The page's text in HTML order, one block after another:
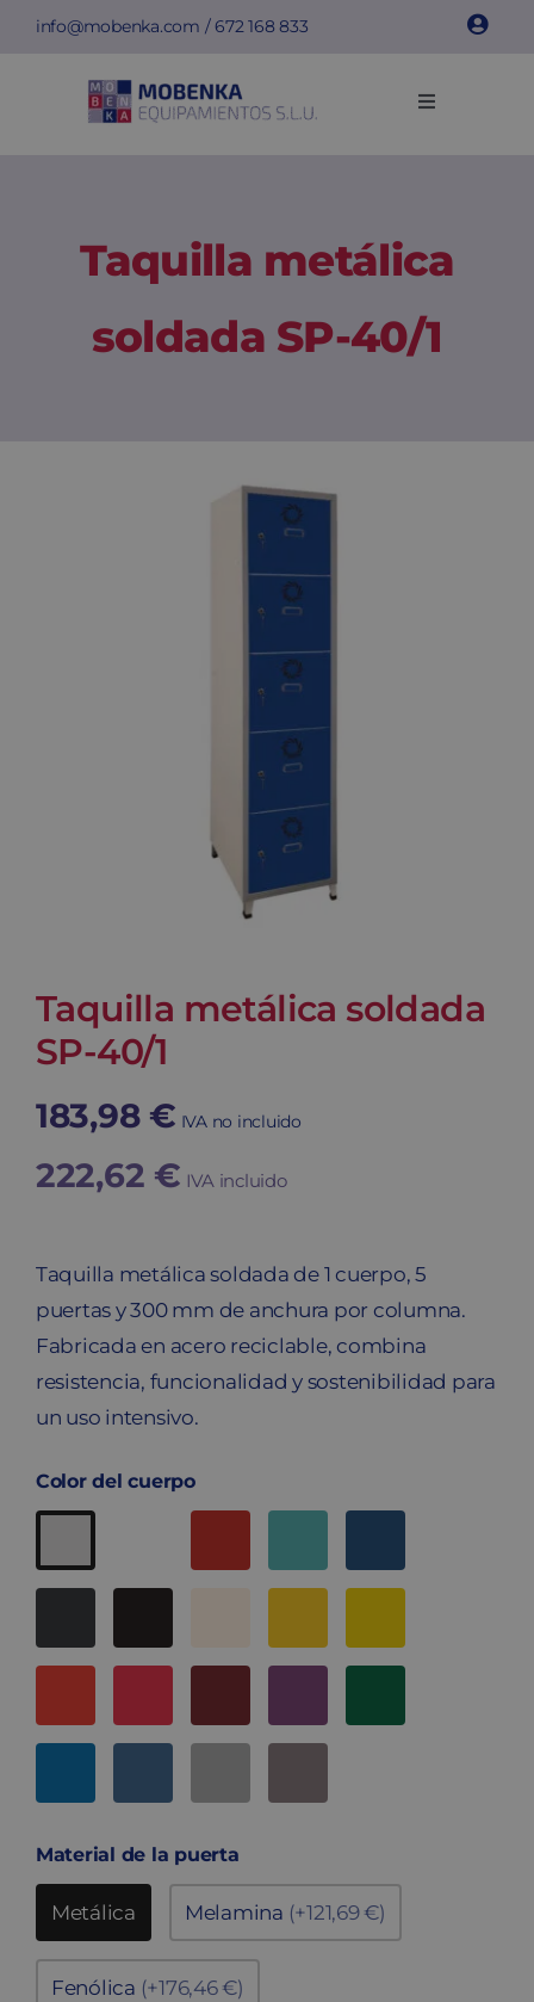
Saltar
contenido
info@mobenka.com /672 168 833
Toggle
Bancos
Instalaciones
Taquilla metálica
soldada SP-40/1
Taquilla metálica soldada
SP-40/1
183,98 € IVA no incluido
222,62 € IVA incluido
Taquilla metálica soldada de 1 cuerpo, 5
puertas y 300 mm de anchura por columna.
Fabricada en acero reciclable, combina
resistencia, funcionalidad y sostenibilidad para
un uso intensivo.
Color del cuerpo
Material de la puerta
Metálica Melamina (+121,69 €)
Fenólica (+176,46 €)